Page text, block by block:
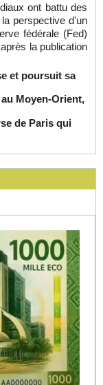
ont battu des
perspective d'un
fédérale (Fed)
la publication
et poursuit sa
Moyen-Orient,
de Paris qui